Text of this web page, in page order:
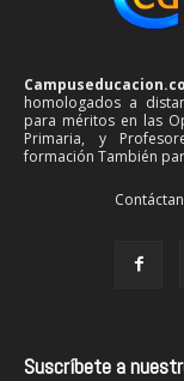
homologados a
para méritos en las
Primaria, y
formación También
Suscríbete a